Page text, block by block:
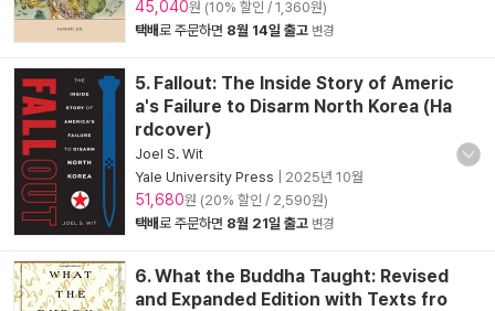
45,040원 (10% 할인 / 1,360원)
택배로 주문하면 8월 14일 출고 변경
5. Fallout: The Inside Story of Americ
a's Failure to Disarm North Korea (Ha
rdcover)
Joel S. Wit
Yale University Press
2025년 10월
51,680원 (20% 할인 / 2,590원)
택배로 주문하면 8월 21일 출고 변경
6. What the Buddha Taught: Revised
and Expanded Edition with Texts fro